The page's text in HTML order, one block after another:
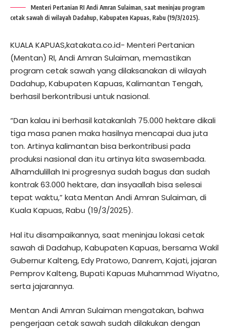
Menteri Pertanian RI Andi Amran Sulaiman, saat meninjau program
cetak sawah di wilayah Dadahup, Kabupaten Kapuas, Rabu (19/3/2025).
KUALA KAPUAS,katakata.co.id- Menteri Pertanian
(Mentan) RI, Andi Amran Sulaiman, memastikan
program cetak sawah yang dilaksanakan di wilayah
Dadahup, Kabupaten Kapuas, Kalimantan Tengah,
berhasil berkontribusi untuk nasional.
“Dan kalau ini berhasil katakanlah 75.000 hektare dikali
tiga masa panen maka hasilnya mencapai dua juta
ton. Artinya kalimantan bisa berkontribusi pada
produksi nasional dan itu artinya kita swasembada.
Alhamdulillah Ini progresnya sudah bagus dan sudah
kontrak 63.000 hektare, dan insyaallah bisa selesai
tepat waktu,” kata Mentan Andi Amran Sulaiman, di
Kuala Kapuas, Rabu (19/3/2025).
Hal itu disampaikannya, saat meninjau lokasi cetak
sawah di Dadahup, Kabupaten Kapuas, bersama Wakil
Gubernur Kalteng, Edy Pratowo, Danrem, Kajati, jajaran
Pemprov Kalteng, Bupati Kapuas Muhammad Wiyatno,
serta jajarannya.
Mentan Andi Amran Sulaiman mengatakan, bahwa
pengerjaan cetak sawah sudah dilakukan dengan